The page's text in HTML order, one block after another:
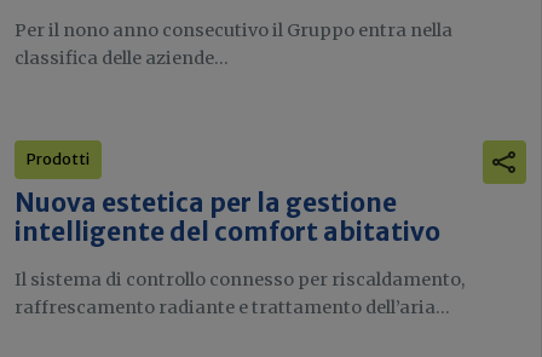
Per il nono anno consecutivo il Gruppo entra nella
classifica delle aziende...
Prodotti
Nuova estetica per la gestione
intelligente del comfort abitativo
Il sistema di controllo connesso per riscaldamento,
raffrescamento radiante e trattamento dell’aria...